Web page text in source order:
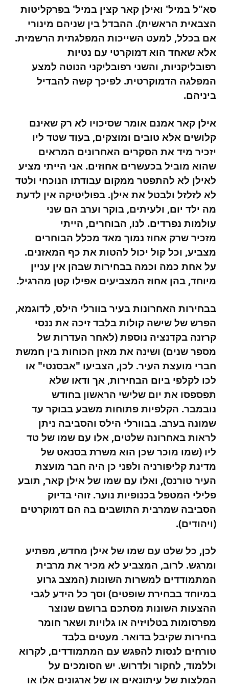
סא"ל במיל' ואילן קאר קצין במיל' בפרקליטות
הצבאית הראשית). ההבדל בין שניהם מינורי
אם בכלל, למעט השייכות המפלגתית הרשמית.
אלא שאחד הוא דמוקרטי עם נטיות
רפובליקניות, והשני רפובליקני הנוטה למצע
המפלגה הדמוקרטית. לפיכך קשה להבדיל
ביניהם.
אילן קאר אמנם אומר שסיכויו לא רק שאינם
קלושים אלא טובים ומוצקים, בעוד שטד ליו
יזכיר מיד את הסקרים האחרונים המראים
שהוא מוביל בכעשרים אחוזים. אני הייתי מציע
לאילן לא להתפטר ממקום עבודתו הנוכחי ולטד
לא לזלזל ולבטל את אילן. בפוליטיקה אין לדעת
מה ילד יום, ולעיתים, בוקר וערב הם שני
עולמות נפרדים. לנו, הבוחרים, הייתי
מזכיר שרק אחוז נמוך מאד מכלל הבוחרים
מצביע, וכל קול יכול להטות את כף המאזנים.
על אחת כמה וכמה בבחירות שבהן אין עניין
מיוחד, בהן אחוז המצביעים אפילו קטן מהרגיל.
בבחירות האחרונות בעיר בוורלי הילס, לדוגמא,
הפרש של שישה קולות בלבד זיכה את ננסי
קרזנה בקדנציה נוספת (לאחר העדרות של
מספר שנים) ושינה את מאזן הכוחות בין חמשת
חברי מועצת העיר. לכן, הצביעו "אבסנטי" או
לכו לקלפי ביום הבחירות, אך ודאו שלא
תפספסו את יום שלישי הראשון בחודש
נובמבר. הקלפיות פתוחות משבע בבוקר עד
שמונה בערב. בבוורלי הילס והסביבה ניתן
לראות באחרונה שלטים, אלו עם שמו של טד
ליו (שמו מוכר שכן הוא משרת בסנאט של
מדינת קליפורניה ולפני כן היה חבר מועצת
העיר טורנס), ואלו עם שמו של אילן קאר, תובע
פלילי המטפל בכנופיות נוער. זוהי בדיוק
הסביבה שמרבית התושבים בה הם דמוקרטים
(ויהודים).
לכן, כל שלט עם שמו של אילן מחדש, מפתיע
ומרגש. לרוב, המצביע לא מכיר את מרבית
המתמודדים למשרות השונות (המצב גרוע
במיוחד בבחירת שופטים) וסך כל הידע לגבי
ההצעות השונות מסתכם ברושם שנוצר
מפרסומות בטלויזיה או גלויות ושאר חומר
בחירות שקיבל בדואר. מעטים בלבד
טורחים לנסות להפגש עם המתמודדים, לקרוא
וללמוד, לחקור ולדרוש. יש הסומכים על
המלצות של עיתונאים או של ארגונים אלו או